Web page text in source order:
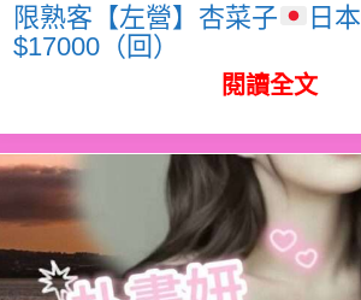
限熟客【左營】杏菜子
日本
$17000（回）
閱讀全文